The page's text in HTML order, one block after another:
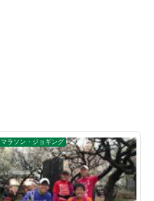
マラソン・ジョギング